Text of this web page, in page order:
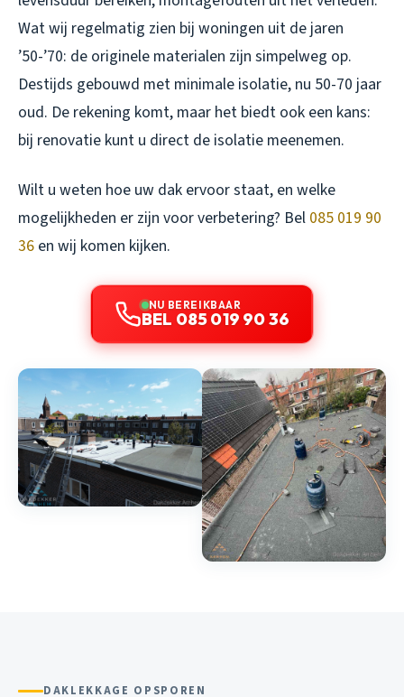
Wat wij regelmatig zien bij woningen uit de jaren
’50-’70: de originele materialen zijn simpelweg op.
Destijds gebouwd met minimale isolatie, nu 50-70 jaar
oud. De rekening komt, maar het biedt ook een kans:
bij renovatie kunt u direct de isolatie meenemen.
Wilt u weten hoe uw dak ervoor staat, en welke
mogelijkheden er zijn voor verbetering? Bel 085 019 90
36 en wij komen kijken.
NU BEREIKBAAR
BEL 085 019 90 36
DAKLEKKAGE OPSPOREN